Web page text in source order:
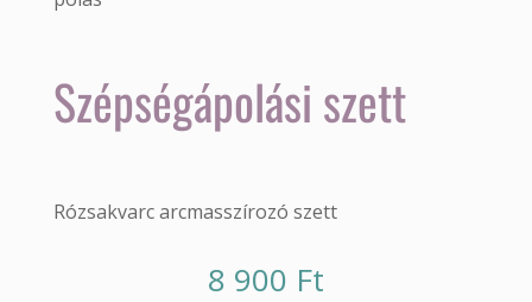
Szépségápolási szett
Rózsakvarc arcmasszírozó szett
8 900 Ft